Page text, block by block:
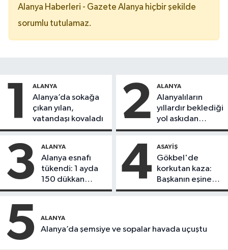
Alanya Haberleri - Gazete Alanya hiçbir şekilde
sorumlu tutulamaz.
1 ALANYA
Alanya’da sokağa
çıkan yılan,
vatandaşı kovaladı
2 ALANYA
Alanyalıların
yıllardır beklediği
yol askıdan
döndü
3 ALANYA
Alanya esnafı
tükendi: 1 ayda
150 dükkan
kapandı
4 ASAYIŞ
Gökbel'de
korkutan kaza:
Başkanın eşine
motosiklet çarptı
5 ALANYA
Alanya’da şemsiye ve sopalar havada uçuştu